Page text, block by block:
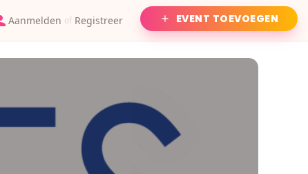
Aanmelden of Registreer EVENT TOEVOEGEN